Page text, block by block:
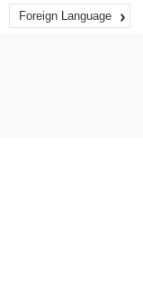
Foreign Language